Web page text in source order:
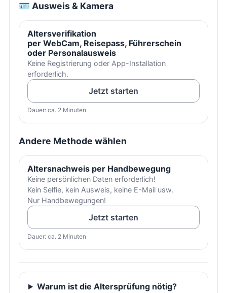
🪪 Ausweis & Kamera
Altersverifikation
per WebCam, Reisepass, Führerschein
oder Personalausweis
Keine Registrierung oder App-Installation
erforderlich.
Jetzt starten
Dauer: ca. 2 Minuten
Andere Methode wählen
Altersnachweis per Handbewegung
Keine persönlichen Daten erforderlich!
Kein Selfie, kein Ausweis, keine E-Mail usw.
Nur Handbewegungen!
Jetzt starten
Dauer: ca. 2 Minuten
Warum ist die Altersprüfung nötig?